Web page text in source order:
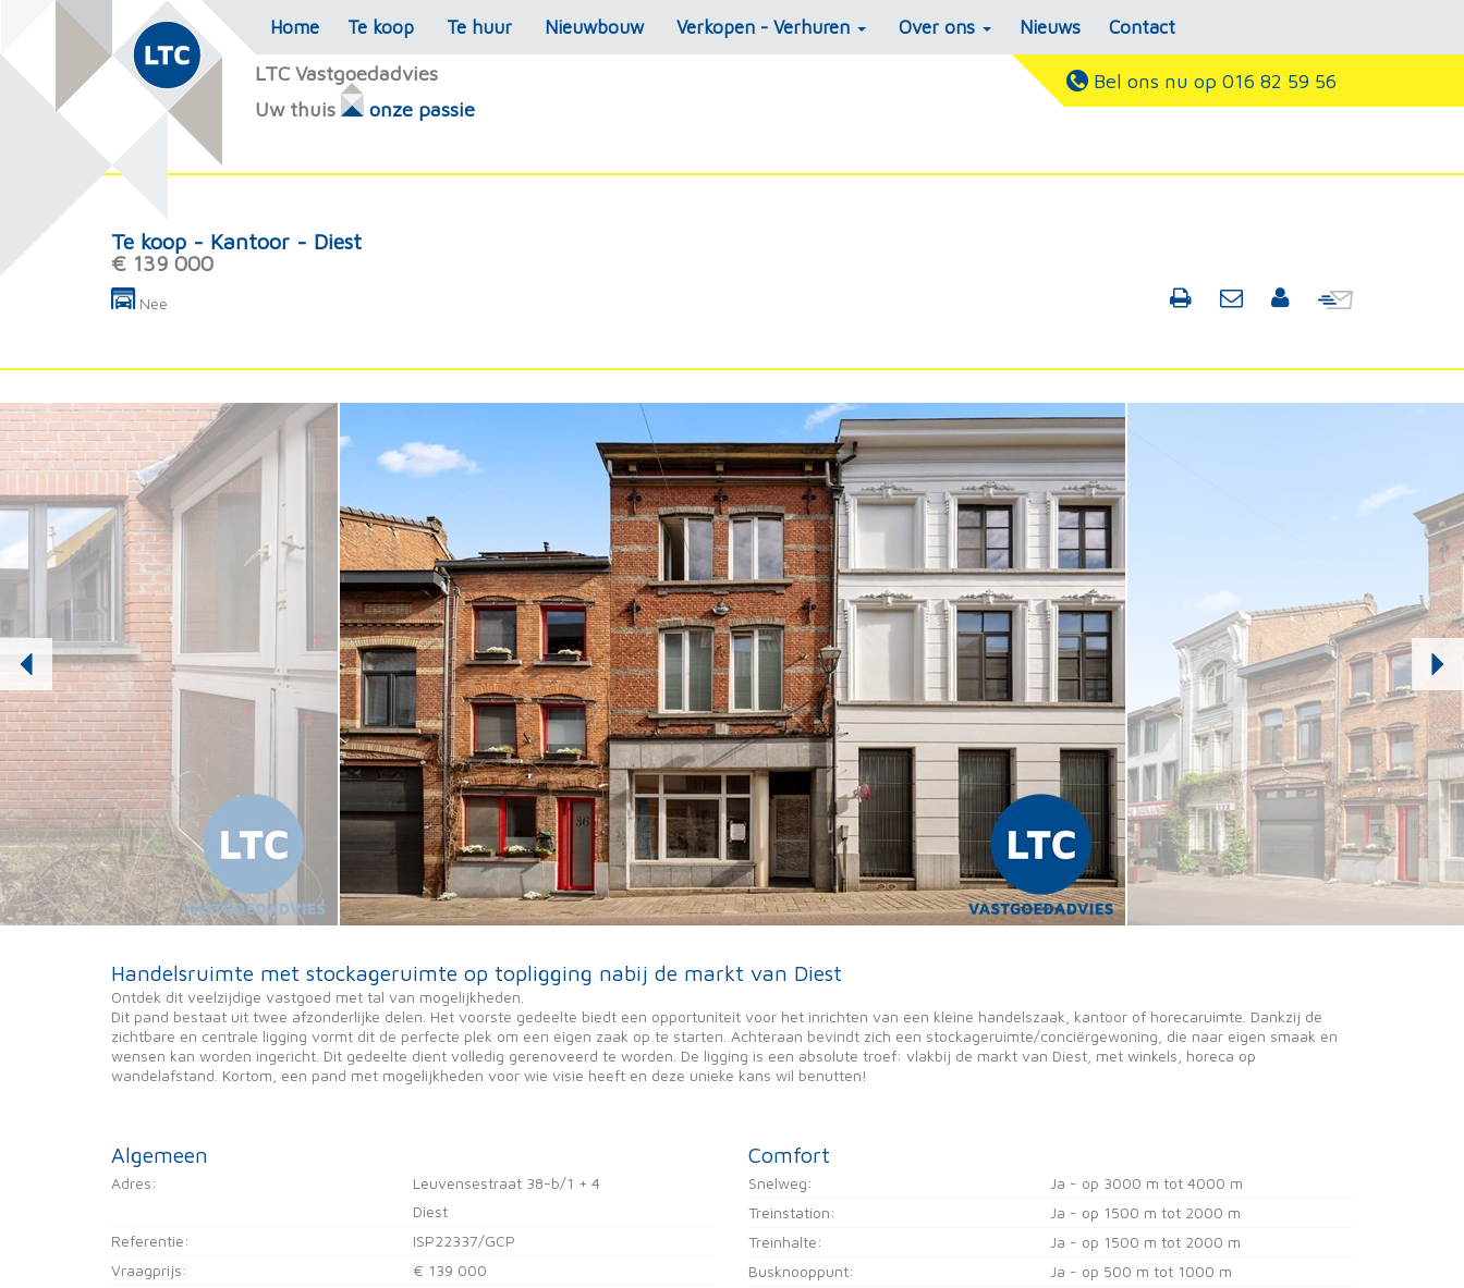
Home Te koop Te huur Nieuwbouw Verkopen - Verhuren Over ons Nieuws Contact
LTC Vastgoedadvies
Uw thuis
onze passie
Bel ons nu op 016 82 59 56
Te koop - Kantoor - Diest
€ 139 000
Nee
Handelsruimte met stockageruimte op topligging nabij de markt van Diest
Ontdek dit veelzijdige vastgoed met tal van mogelijkheden.
Dit pand bestaat uit twee afzonderlijke delen. Het voorste gedeelte biedt een opportuniteit voor het inrichten van een kleine handelszaak, kantoor of horecaruimte. Dankzij de
zichtbare en centrale ligging vormt dit de perfecte plek om een eigen zaak op te starten. Achteraan bevindt zich een stockageruimte/conciërgewoning, die naar eigen smaak en
wensen kan worden ingericht. Dit gedeelte dient volledig gerenoveerd te worden. De ligging is een absolute troef: vlakbij de markt van Diest, met winkels, horeca op
wandelafstand. Kortom, een pand met mogelijkheden voor wie visie heeft en deze unieke kans wil benutten!
Algemeen
Adres:
Leuvensestraat 38-b/1 + 4
Diest
Referentie:
ISP22337/GCP
Vraagprijs:
€ 139 000
Comfort
Snelweg:
Ja - op 3000 m tot 4000 m
Treinstation:
Ja - op 1500 m tot 2000 m
Treinhalte:
Ja - op 1500 m tot 2000 m
Busknooppunt:
Ja - op 500 m tot 1000 m